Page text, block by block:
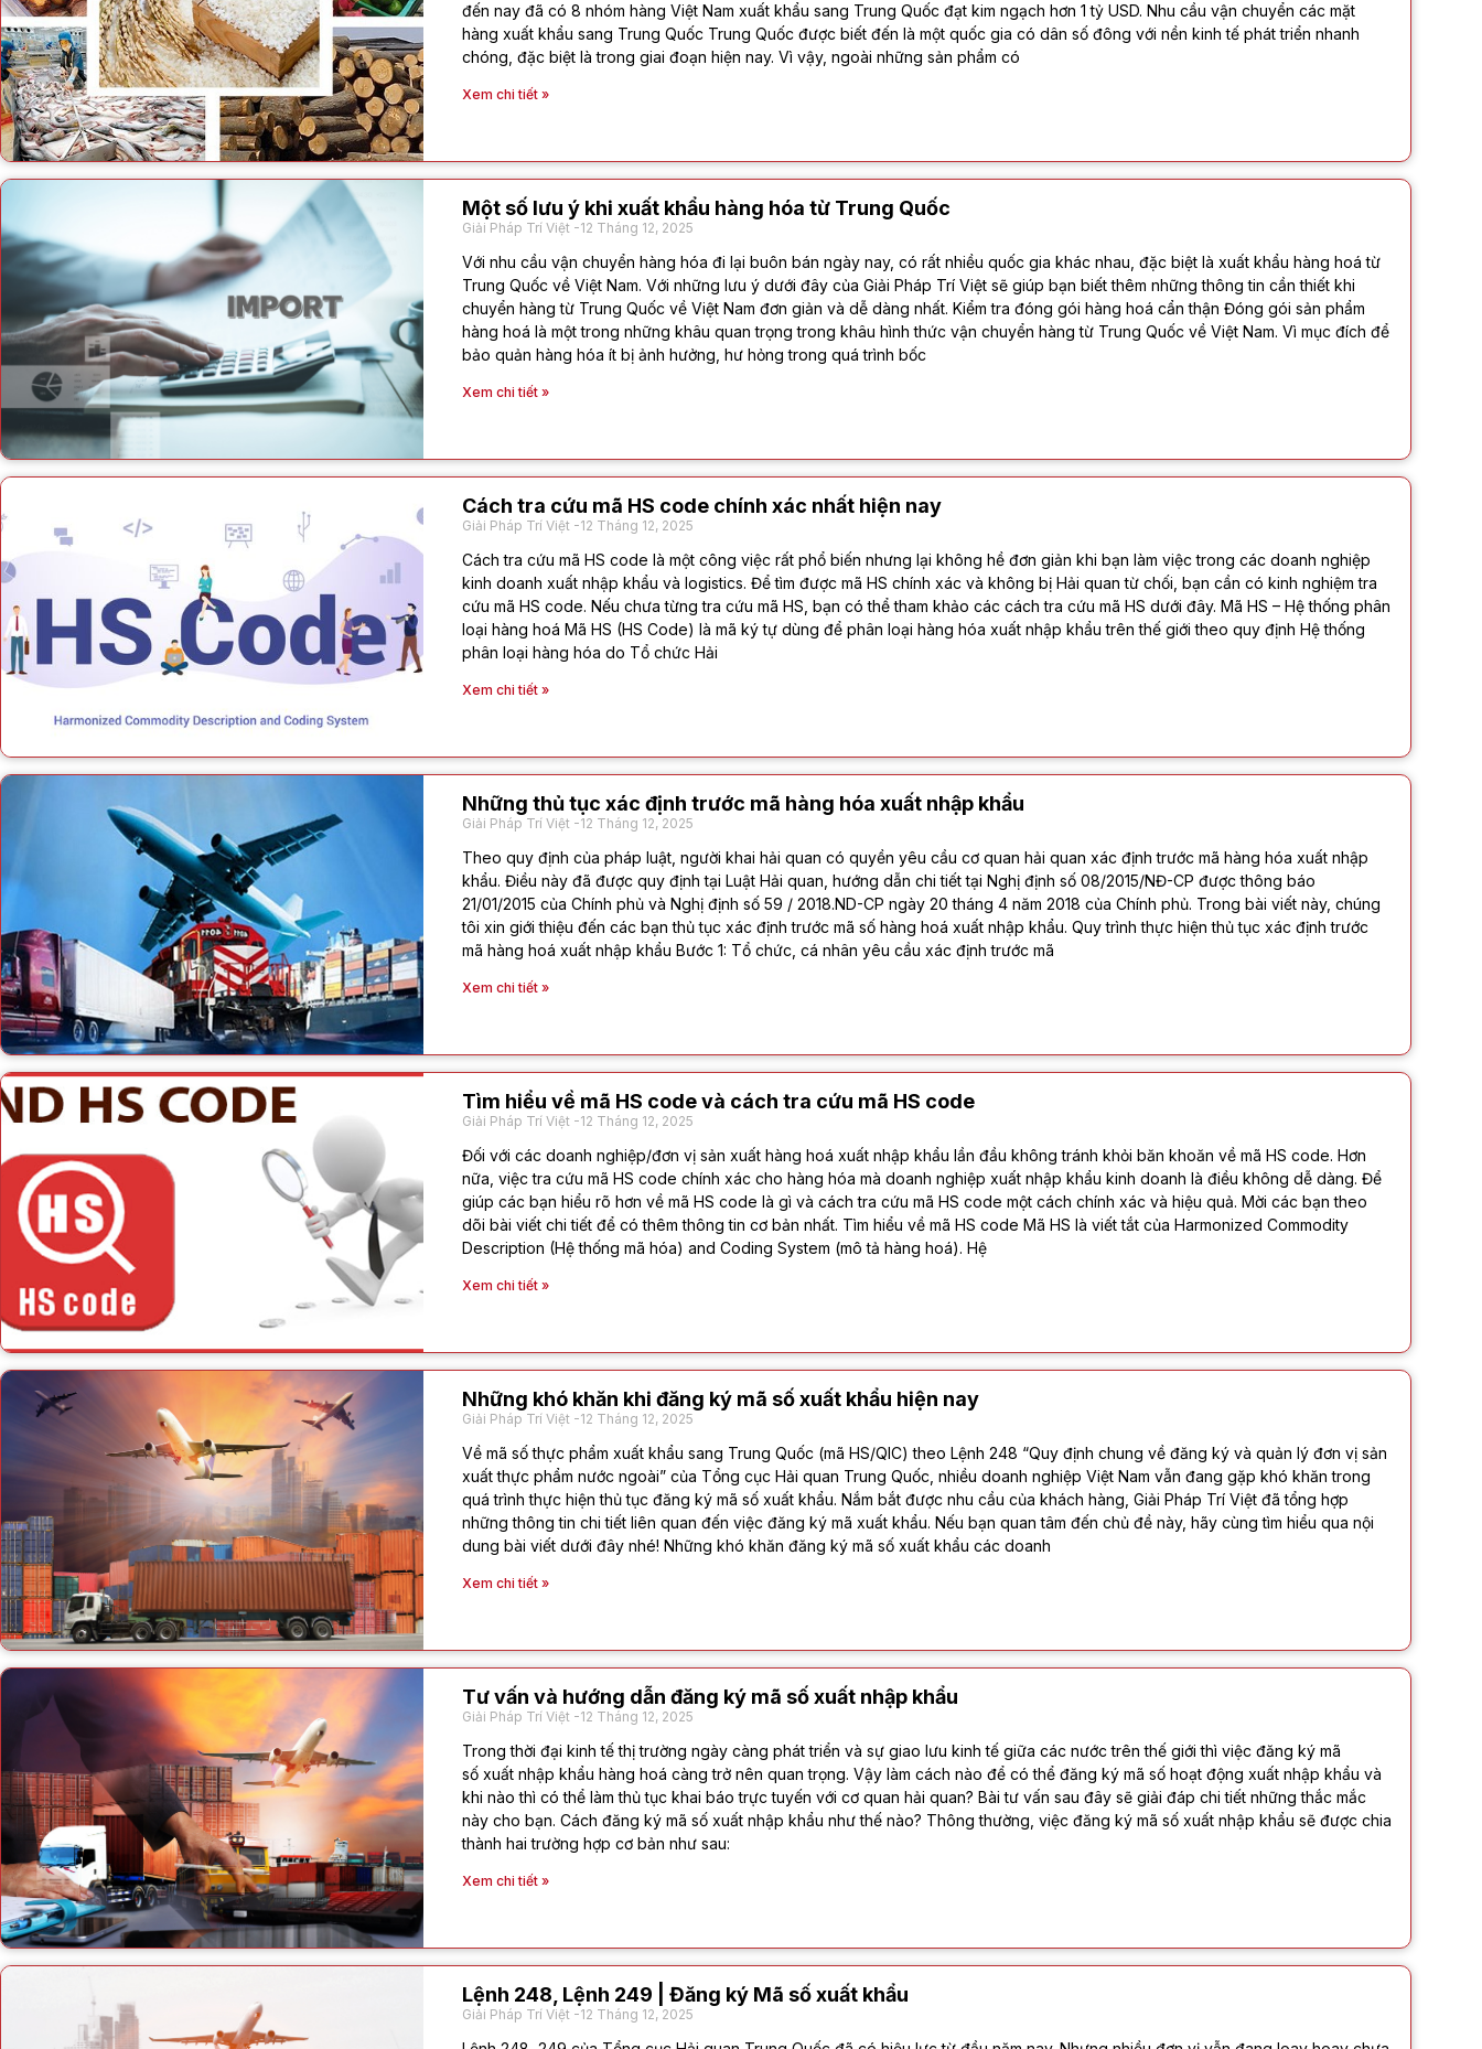
đến nay đã có 8 nhóm hàng Việt Nam xuất khẩu sang Trung Quốc đạt kim ngạch hơn 1 tỷ USD. Nhu cầu vận chuyển các mặt
hàng xuất khẩu sang Trung Quốc Trung Quốc được biết đến là một quốc gia có dân số đông với nền kinh tế phát triển nhanh
chóng, đặc biệt là trong giai đoạn hiện nay. Vì vậy, ngoài những sản phẩm có
Xem chi tiết »
Một số lưu ý khi xuất khẩu hàng hóa từ Trung Quốc
Giải Pháp Trí Việt 12 Tháng 12, 2025
Với nhu cầu vận chuyển hàng hóa đi lại buôn bán ngày nay, có rất nhiều quốc gia khác nhau, đặc biệt là xuất khẩu hàng hoá từ
Trung Quốc về Việt Nam. Với những lưu ý dưới đây của Giải Pháp Trí Việt sẽ giúp bạn biết thêm những thông tin cần thiết khi
chuyển hàng từ Trung Quốc về Việt Nam đơn giản và dễ dàng nhất. Kiểm tra đóng gói hàng hoá cẩn thận Đóng gói sản phẩm
hàng hoá là một trong những khâu quan trọng trong khâu hình thức vận chuyển hàng từ Trung Quốc về Việt Nam. Vì mục đích để
bảo quản hàng hóa ít bị ảnh hưởng, hư hỏng trong quá trình bốc
Xem chi tiết »
Cách tra cứu mã HS code chính xác nhất hiện nay
Giải Pháp Trí Việt 12 Tháng 12, 2025
Cách tra cứu mã HS code là một công việc rất phổ biến nhưng lại không hề đơn giản khi bạn làm việc trong các doanh nghiệp
kinh doanh xuất nhập khẩu và logistics. Để tìm được mã HS chính xác và không bị Hải quan từ chối, bạn cần có kinh nghiệm tra
cứu mã HS code. Nếu chưa từng tra cứu mã HS, bạn có thể tham khảo các cách tra cứu mã HS dưới đây. Mã HS – Hệ thống phân
loại hàng hoá Mã HS (HS Code) là mã ký tự dùng để phân loại hàng hóa xuất nhập khẩu trên thế giới theo quy định Hệ thống
phân loại hàng hóa do Tổ chức Hải
Xem chi tiết »
Những thủ tục xác định trước mã hàng hóa xuất nhập khẩu
Giải Pháp Trí Việt 12 Tháng 12, 2025
Theo quy định của pháp luật, người khai hải quan có quyền yêu cầu cơ quan hải quan xác định trước mã hàng hóa xuất nhập
khẩu. Điều này đã được quy định tại Luật Hải quan, hướng dẫn chi tiết tại Nghị định số 08/2015/NĐ-CP được thông báo
21/01/2015 của Chính phủ và Nghị định số 59 / 2018.ND-CP ngày 20 tháng 4 năm 2018 của Chính phủ. Trong bài viết này, chúng
tôi xin giới thiệu đến các bạn thủ tục xác định trước mã số hàng hoá xuất nhập khẩu. Quy trình thực hiện thủ tục xác định trước
mã hàng hoá xuất nhập khẩu Bước 1: Tổ chức, cá nhân yêu cầu xác định trước mã
Xem chi tiết »
Tìm hiểu về mã HS code và cách tra cứu mã HS code
Giải Pháp Trí Việt 12 Tháng 12, 2025
Đối với các doanh nghiệp/đơn vị sản xuất hàng hoá xuất nhập khẩu lần đầu không tránh khỏi băn khoăn về mã HS code. Hơn
nữa, việc tra cứu mã HS code chính xác cho hàng hóa mà doanh nghiệp xuất nhập khẩu kinh doanh là điều không dễ dàng. Để
giúp các bạn hiểu rõ hơn về mã HS code là gì và cách tra cứu mã HS code một cách chính xác và hiệu quả. Mời các bạn theo
dõi bài viết chi tiết để có thêm thông tin cơ bản nhất. Tìm hiểu về mã HS code Mã HS là viết tắt của Harmonized Commodity
Description (Hệ thống mã hóa) and Coding System (mô tả hàng hoá). Hệ
Xem chi tiết »
Những khó khăn khi đăng ký mã số xuất khẩu hiện nay
Giải Pháp Trí Việt 12 Tháng 12, 2025
Về mã số thực phẩm xuất khẩu sang Trung Quốc (mã HS/QIC) theo Lệnh 248 “Quy định chung về đăng ký và quản lý đơn vị sản
xuất thực phẩm nước ngoài” của Tổng cục Hải quan Trung Quốc, nhiều doanh nghiệp Việt Nam vẫn đang gặp khó khăn trong
quá trình thực hiện thủ tục đăng ký mã số xuất khẩu. Nắm bắt được nhu cầu của khách hàng, Giải Pháp Trí Việt đã tổng hợp
những thông tin chi tiết liên quan đến việc đăng ký mã xuất khẩu. Nếu bạn quan tâm đến chủ đề này, hãy cùng tìm hiểu qua nội
dung bài viết dưới đây nhé! Những khó khăn đăng ký mã số xuất khẩu các doanh
Xem chi tiết »
Tư vấn và hướng dẫn đăng ký mã số xuất nhập khẩu
Giải Pháp Trí Việt 12 Tháng 12, 2025
Trong thời đại kinh tế thị trường ngày càng phát triển và sự giao lưu kinh tế giữa các nước trên thế giới thì việc đăng ký mã
số xuất nhập khẩu hàng hoá càng trở nên quan trọng. Vậy làm cách nào để có thể đăng ký mã số hoạt động xuất nhập khẩu và
khi nào thì có thể làm thủ tục khai báo trực tuyến với cơ quan hải quan? Bài tư vấn sau đây sẽ giải đáp chi tiết những thắc mắc
này cho bạn. Cách đăng ký mã số xuất nhập khẩu như thế nào? Thông thường, việc đăng ký mã số xuất nhập khẩu sẽ được chia
thành hai trường hợp cơ bản như sau:
Xem chi tiết »
Lệnh 248, Lệnh 249 | Đăng ký Mã số xuất khẩu
Giải Pháp Trí Việt 12 Tháng 12, 2025